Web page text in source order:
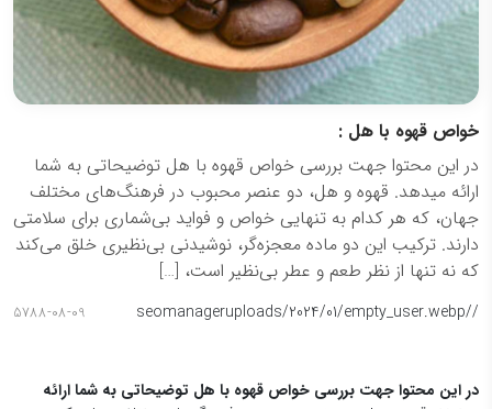
خواص قهوه با هل :
در این محتوا جهت بررسی خواص قهوه با هل توضیحاتی به شما
ارائه میدهد. قهوه و هل، دو عنصر محبوب در فرهنگ‌های مختلف
جهان، که هر کدام به تنهایی خواص و فواید بی‌شماری برای سلامتی
دارند. ترکیب این دو ماده معجزه‌گر، نوشیدنی بی‌نظیری خلق می‌کند
که نه تنها از نظر طعم و عطر بی‌نظیر است، […]
/
/uploads/2024/01/empty_user.webp
seomanager
5788-08-09
در این محتوا جهت بررسی خواص قهوه با هل توضیحاتی به شما ارائه